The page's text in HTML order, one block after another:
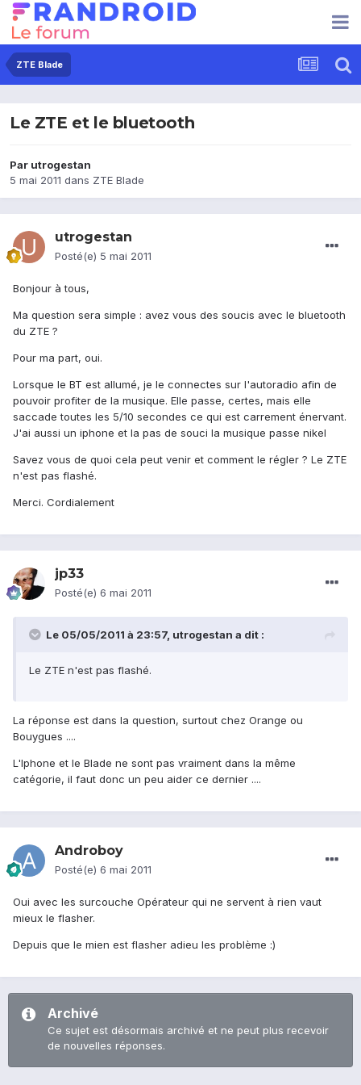
ZTE Blade
Le ZTE et le bluetooth
Par utrogestan
5 mai 2011 dans ZTE Blade
utrogestan
Posté(e) 5 mai 2011
Bonjour à tous,
Ma question sera simple : avez vous des soucis avec le bluetooth
du ZTE ?
Pour ma part, oui.
Lorsque le BT est allumé, je le connectes sur l'autoradio afin de
pouvoir profiter de la musique. Elle passe, certes, mais elle
saccade toutes les 5/10 secondes ce qui est carrement énervant.
J'ai aussi un iphone et la pas de souci la musique passe nikel
Savez vous de quoi cela peut venir et comment le régler ? Le ZTE
n'est pas flashé.
Merci. Cordialement
jp33
Posté(e) 6 mai 2011
Le 05/05/2011 à 23:57, utrogestan a dit :
Le ZTE n'est pas flashé.
La réponse est dans la question, surtout chez Orange ou
Bouygues ....
L'Iphone et le Blade ne sont pas vraiment dans la même
catégorie, il faut donc un peu aider ce dernier ....
Androboy
Posté(e) 6 mai 2011
Oui avec les surcouche Opérateur qui ne servent à rien vaut
mieux le flasher.
Depuis que le mien est flasher adieu les problème :)
Archivé
Ce sujet est désormais archivé et ne peut plus recevoir
de nouvelles réponses.